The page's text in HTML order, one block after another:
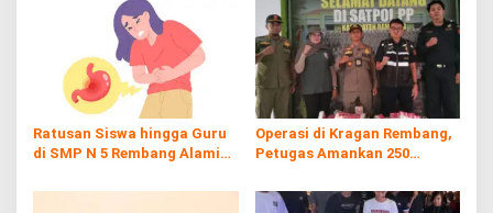
s
Ratusan Siswa hingga Guru
di SMP N 5 Rembang Alami
Operasi di Kragan Rembang,
Petugas Amankan 250